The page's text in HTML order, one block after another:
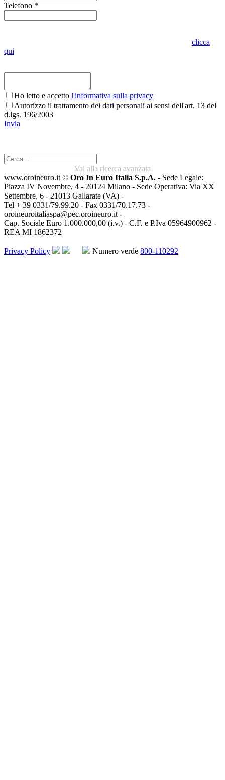
Telefono *
clicca
qui
Ho letto e accetto l'informativa sulla privacy
Autorizzo il trattamento dei dati personali ai sensi dell'art. 13 del
d.lgs. 196/2003
Invia
Vai alla ricerca avanzata
www.oroineuro.it © Oro In Euro Italia S.p.A. - Sede Legale:
Piazza IV Novembre, 4 - 20124 Milano - Sede Operativa: Via XX
Settembre, 6 - 21013 Gallarate (VA) -
Tel + 39 0331/79.99.20 - Fax 0331/70.17.73 -
oroineuroitaliaspa@pec.oroineuro.it -
Cap. Sociale Euro 1.000.000,00 (i.v.) - C.F. e P.Iva 05964900962 -
REA MI 1862372
Privacy Policy Numero verde 800-110292